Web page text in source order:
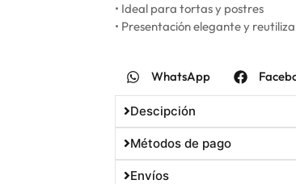
• Ideal para tortas y postres
• Presentación elegante y
WhatsApp
Descipción
Métodos de pago
Envíos